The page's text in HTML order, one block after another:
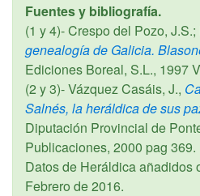
Fuentes y bibliografía.
(1 y 4)- Crespo del Pozo,
genealogía de Galicia.
Ediciones Boreal, S.L., 1997
(2 y 3)- Vázquez Casáis, J.,
Salnés, la heráldica de sus
Diputación Provincial de
Publicaciones, 2000 pag 369.
Datos de Heráldica añadidos
Febrero de 2016.